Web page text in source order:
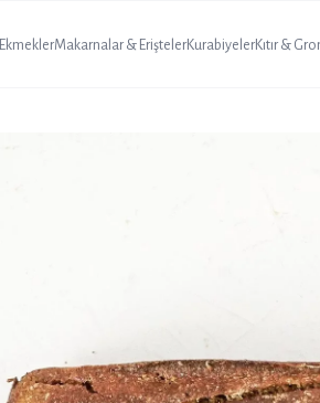
EkmeklerMakarnalar & EriştelerKurabiyelerKıtır &